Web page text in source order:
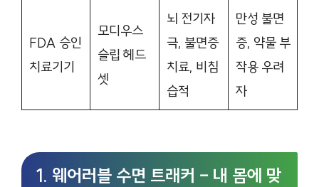
FDA 승인
치료기기
모디우스
슬립 헤드
셋
뇌 전기자
극, 불면증
치료, 비침
습적
만성 불면
증, 약물 부
작용 우려
자
1. 웨어러블 수면 트래커 – 내 몸에 맞